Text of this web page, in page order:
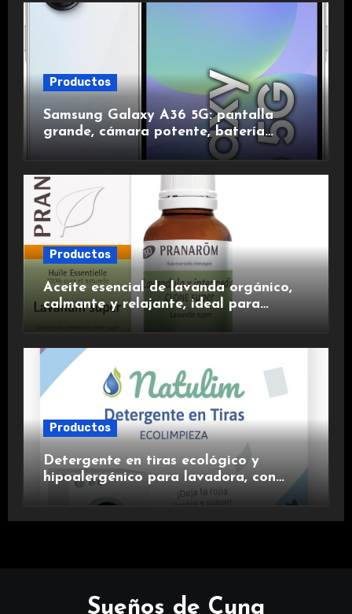
Productos
Samsung Galaxy A36 5G: pantalla
grande, cámara potente, batería
duradera y carga rápida para una
experiencia premium.
Productos
Aceite esencial de lavanda orgánico,
calmante y relajante, ideal para
Productos
Detergente en tiras ecológico y
hipoalergénico para lavadora, con
suavizante incluido y fragancia de
lavanda.
Sueños de Cuna